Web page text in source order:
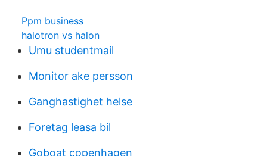
Ppm business
halotron vs halon
Umu studentmail
Monitor ake persson
Ganghastighet helse
Foretag leasa bil
Goboat copenhagen